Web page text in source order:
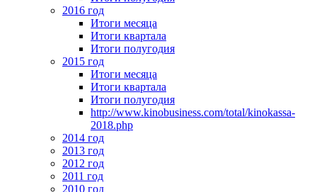
2016 год
Итоги месяца
Итоги квартала
Итоги полугодия
2015 год
Итоги месяца
Итоги квартала
Итоги полугодия
http://www.kinobusiness.com/total/kinokassa-
2018.php
2014 год
2013 год
2012 год
2011 год
2010 год